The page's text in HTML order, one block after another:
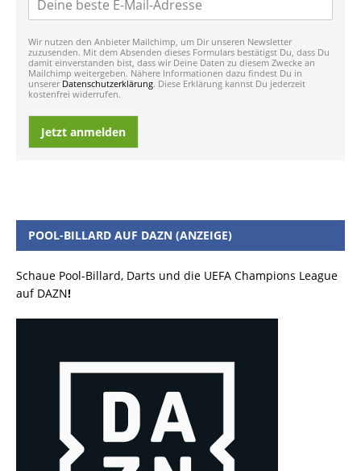
Wir nutzen den Anbieter Mailchimp, um Dir unseren Newsletter
zuzusenden. Mit dem Absenden dieses Formulars bestätigst Du, dass Du
damit einverstanden bist, dass wir Deine Daten zu diesem Zwecke an
Mailchimp weitergeben. Nähere Informationen dazu findest Du in
unserer Datenschutzerklärung. Diese Erklärung kannst Du jederzeit
kostenfrei widerrufen.
Jetzt anmelden
POOL-BILLARD AUF DAZN (ANZEIGE)
Schaue Pool-Billard, Darts und die UEFA Champions League
auf DAZN!